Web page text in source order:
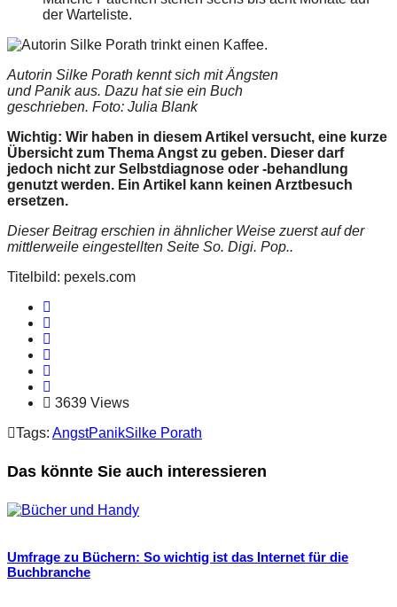
der Warteliste.
Autorin Silke Porath kennt sich mit Ängsten
und Panik aus. Dazu hat sie ein Buch
geschrieben. Foto: Julia Blank
Wichtig: Wir haben in diesem Artikel versucht, eine kurze
Übersicht zum Thema Angst zu geben. Dieser darf
jedoch nicht zur Selbstdiagnose oder -behandlung
genutzt werden. Ein Artikel kann keinen Arztbesuch
ersetzen.
Dieser Beitrag erschien in ähnlicher Weise zuerst auf der
mittlerweile eingestellten Seite So. Digi. Pop..
Titelbild: pexels.com
3639 Views
Tags: AngstPanikSilke Porath
Das könnte Sie auch interessieren
Umfrage zu Büchern: So wichtig ist das Internet für die
Buchbranche